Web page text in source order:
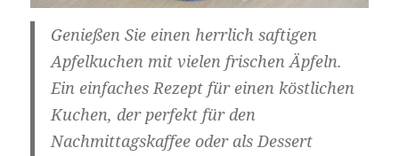
Genießen Sie einen herrlich saftigen
Apfelkuchen mit vielen frischen Äpfeln.
Ein einfaches Rezept für einen köstlichen
Kuchen, der perfekt für den
Nachmittagskaffee oder als Dessert